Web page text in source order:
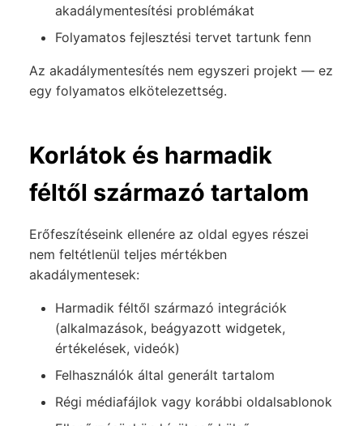
akadálymentesítési problémákat
Folyamatos fejlesztési tervet tartunk fenn
Az akadálymentesítés nem egyszeri projekt — ez
egy folyamatos elkötelezettség.
Korlátok és harmadik
féltől származó tartalom
Erőfeszítéseink ellenére az oldal egyes részei
nem feltétlenül teljes mértékben
akadálymentesek:
Harmadik féltől származó integrációk
(alkalmazások, beágyazott widgetek,
értékelések, videók)
Felhasználók által generált tartalom
Régi médiafájlok vagy korábbi oldalsablonok